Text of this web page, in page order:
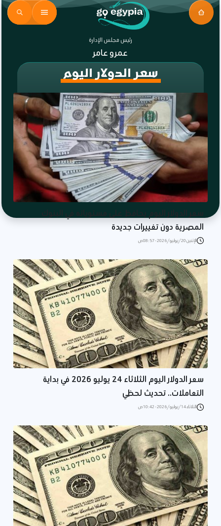
رئيس مجلس الإدارة
عمرو عامر
سعر الدولار اليوم
سعر الدولار اليوم يحافظ على مستوياته في البنوك
المصرية دون تغييرات جديدة
الإثنين 20/يوليو/2026 - 08:57 ص
سعر الدولار اليوم الثلاثاء 24 يوليو 2026 في بداية
التعاملات.. تحديث لحظي
الثلاثاء 14/يوليو/2026 - 10:42 ص